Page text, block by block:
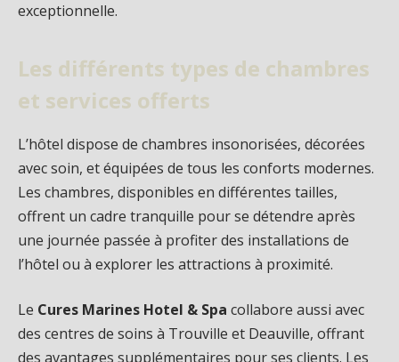
exceptionnelle.
Les différents types de chambres
et services offerts
L’hôtel dispose de chambres insonorisées, décorées
avec soin, et équipées de tous les conforts modernes.
Les chambres, disponibles en différentes tailles,
offrent un cadre tranquille pour se détendre après
une journée passée à profiter des installations de
l’hôtel ou à explorer les attractions à proximité.
Le Cures Marines Hotel & Spa collabore aussi avec
des centres de soins à Trouville et Deauville, offrant
des avantages supplémentaires pour ses clients. Les